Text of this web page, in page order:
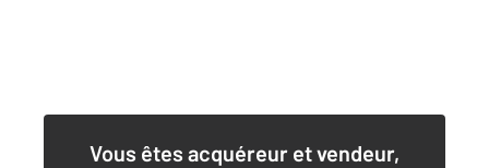
Vous êtes acquéreur et vendeur,